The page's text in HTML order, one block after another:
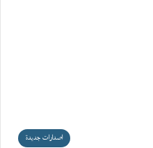
اصدارات جديدة